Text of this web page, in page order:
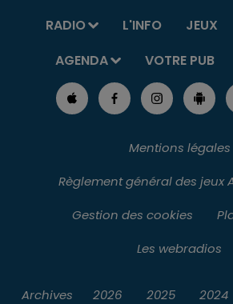
RADIO L'INFO JEUX
AGENDA
VOTRE PUB
Mentions légales
Règlement général des jeux
Gestion des cookies
Les webradios
Archives 2026 2025 2024